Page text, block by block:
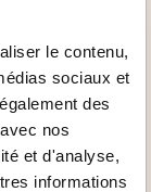
le contenu,
sociaux et
des
nos
et d'analyse,
informations